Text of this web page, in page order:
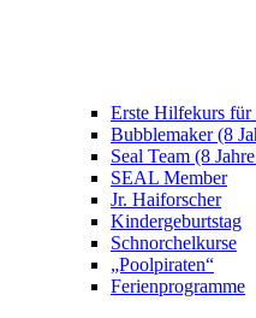
Erste Hilfekurs
Bubblemaker (8
Seal Team (8
SEAL Member
Jr. Haiforscher
Kindergeburtstag
Schnorchelkurse
„Poolpiraten“
Ferienprogramme